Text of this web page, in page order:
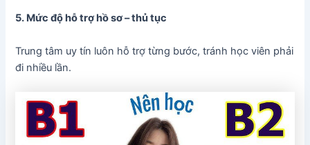
5. Mức độ hỗ trợ hồ sơ – thủ tục
Trung tâm uy tín luôn hỗ trợ từng bước, tránh học viên phải
đi nhiều lần.